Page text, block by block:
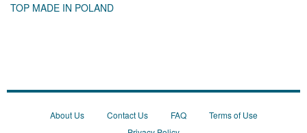
TOP MADE IN POLAND
About Us Contact Us FAQ
Terms of Use